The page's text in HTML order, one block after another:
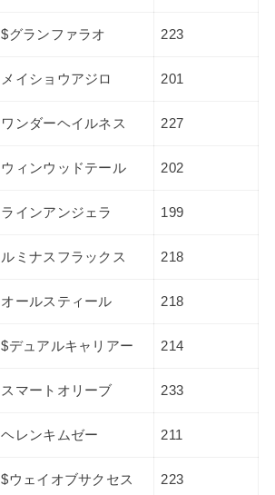
$グランファラオ 223
メイショウアジロ 201
ワンダーヘイルネス 227
ウィンウッドテール 202
ラインアンジェラ 199
ルミナスフラックス 218
オールスティール 218
$デュアルキャリアー 214
スマートオリーブ 233
ヘレンキムゼー 211
$ウェイオブサクセス 223